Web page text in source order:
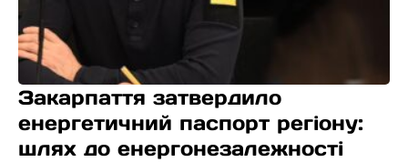
Закарпаття затвердило
енергетичний паспорт регіону:
шлях до енергонезалежності